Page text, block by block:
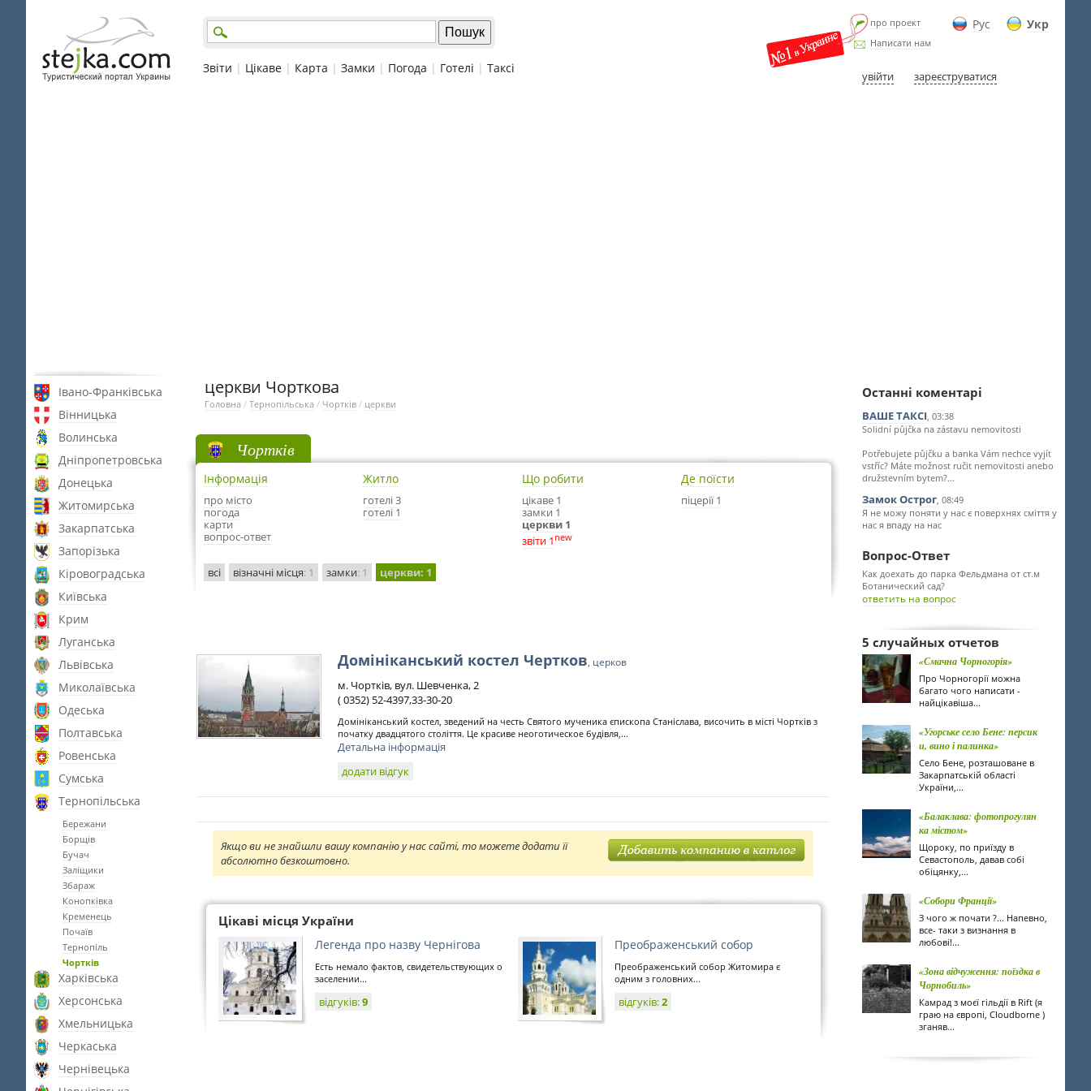
Рус Укр
про проект
Написати нам
увійти зареєструватися
Звіти | Цікаве | Карта | Замки | Погода | Готелі | Таксі
Івано-Франківська
Вінницька
Волинська
Дніпропетровська
Донецька
Житомирська
Закарпатська
Запорізька
Кіровоградська
Київська
Крим
Луганська
Львівська
Миколаївська
Одеська
Полтавська
Ровенська
Сумська
Тернопільська
Бережани
Борщів
Бучач
Заліщики
Збараж
Конопківка
Кременець
Почаїв
Тернопіль
Чортків
Харківська
Херсонська
Хмельницька
Черкаська
Чернівецька
церкви Чорткова
Головна / Тернопільська / Чортків / церкви
Чортків
Інформація
про місто
погода
карти
вопрос-ответ
Житло
готелі 3
готелі 1
Що робити
цікаве 1
замки 1
церкви 1
звіти 1 new
Де поїсти
піцерії 1
всі візначні місця: 1 замки: 1 церкви: 1
Домініканський костел Чертков, церков
м. Чортків, вул. Шевченка, 2
( 0352) 52-4397,33-30-20
Домініканський костел, зведений на честь Святого мученика єпископа Станіслава, височить в місті Чортків з
початку двадцятого століття. Це красиве неоготическое будівля,...
Детальна інформація
додати відгук
Якщо ви не знайшли вашу компанію у нас сайті, то можете додати її
абсолютно безкоштовно.
Цікаві місця України
Легенда про назву Чернігова
Есть немало фактов, свидетельствующих о
заселении...
відгуків:9
Преображенський собор
Преображенський собор Житомира є
одним з головних...
відгуків:2
Останні коментарі
ВАШЕ ТАКСІ, 03:38
Solidní půjčka na zástavu nemovitosti
Potřebujete půjčku a banka Vám nechce vyjít
vstříc? Máte možnost ručit nemovitosti anebo
družstevním bytem?...
Замок Острог, 08:49
Я не можу поняти у нас є поверхнях сміття у
нас я впаду на нас
Вопрос-Ответ
Как доехать до парка Фельдмана от ст.м
Ботанический сад?
ответить на вопрос
5 случайных отчетов
«Смачна Чорногорія»
Про Чорногорії можна
багато чого написати -
найцікавіша...
«Угорське село Бене: персик
и, вино і палинка»
Село Бене, розташоване в
Закарпатській області
України,...
«Балаклава: фотопрогулян
ка містом»
Щороку, по приїзду в
Севастополь, давав собі
обіцянку,...
«Собори Франції»
З чого ж почати ?... Напевно,
все- таки з визнання в
любові!...
«Зона відчуження: поїздка в
Чорнобиль»
Камрад з моєї гільдії в Rift (я
граю на європі, Cloudborne )
зганяв...